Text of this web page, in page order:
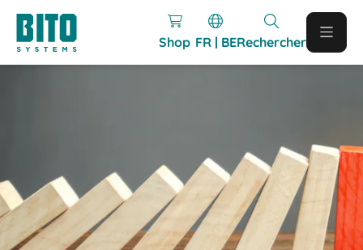
Shop FR | BERechercher